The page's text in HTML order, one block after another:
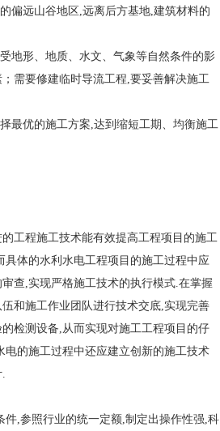
偏远山谷地区,远离后方基地,建筑材料的
地形、地质、水文、气象等自然条件的影
需要修建临时导流工程,要妥善解决施工
最优的施工方案,达到缩短工期、均衡施工
工程施工技术能有效提高工程项目的施工
体的水利水电工程项目的施工过程中应
查,实现严格施工技术的执行模式.在掌握
和施工作业团队进行技术交底,实现完善
检测设备,从而实现对施工工程项目的仔
的施工过程中还应建立创新的施工技术
.
,参照行业的统一定额,制定出操作性强,科